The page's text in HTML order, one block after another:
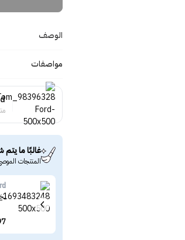
الوصف
مواصفات
غالبًا ما يتم
المنتجات